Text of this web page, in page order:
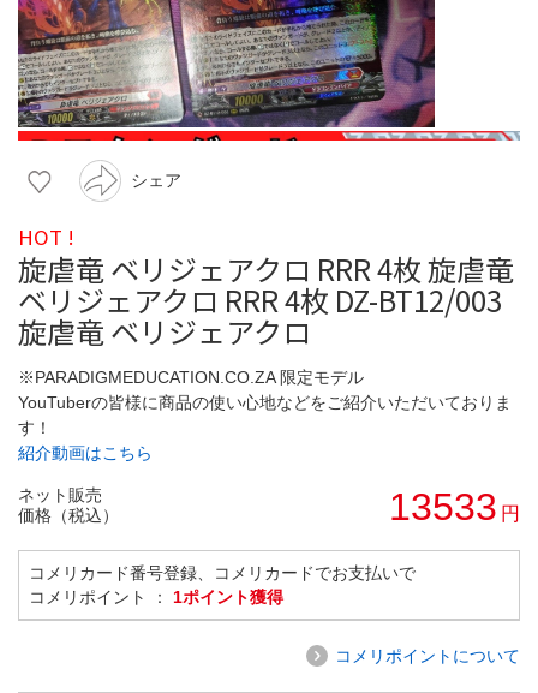
シェア
HOT !
旋虐竜 ベリジェアクロ RRR 4枚 旋虐竜
ベリジェアクロ RRR 4枚 DZ-BT12/003
旋虐竜 ベリジェアクロ
※PARADIGMEDUCATION.CO.ZA 限定モデル
YouTuberの皆様に商品の使い心地などをご紹介いただいておりま
す！
紹介動画はこちら
ネット販売
価格（税込）
13533 円
コメリカード番号登録、コメリカードでお支払いで
コメリポイント ： 1ポイント獲得
コメリポイントについて